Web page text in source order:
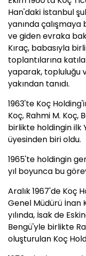
Han'daki İstanbul
yanında çalışmaya
ve giden evraka
Kıraç, babasıyla
toplantılarına
yaparak, topluluğu
yakından tanıdı.
1963'te Koç
Koç, Rahmi M. Koç,
birlikte holdingin ilk
üyesinden biri oldu.
1965'te holdingin
yıl boyunca bu
Aralık 1967'de Koç
Genel Müdürü İnan
yılında, İsak de
Bengü'yle birlikte
oluşturulan Koç